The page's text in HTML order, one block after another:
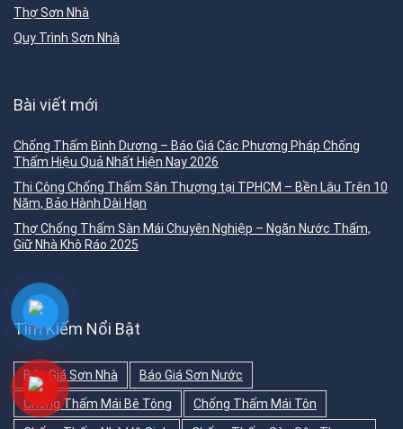
Thợ Sơn Nhà
Quy Trình Sơn Nhà
Bài viết mới
Chống Thấm Bình Dương – Báo Giá Các Phương Pháp Chống
Thấm Hiệu Quả Nhất Hiện Nay 2026
Thi Công Chống Thấm Sân Thượng tại TPHCM – Bền Lâu Trên 10
Năm, Bảo Hành Dài Hạn
Thợ Chống Thấm Sàn Mái Chuyên Nghiệp – Ngăn Nước Thấm,
Giữ Nhà Khô Ráo 2025
Tìm Kiếm Nổi Bật
Báo Giá Sơn Nhà
Báo Giá Sơn Nước
Chống Thấm Mái Bê Tông
Chống Thấm Mái Tôn